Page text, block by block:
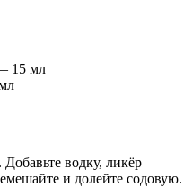
15 мл
водку, ликёр
и долейте содовую.